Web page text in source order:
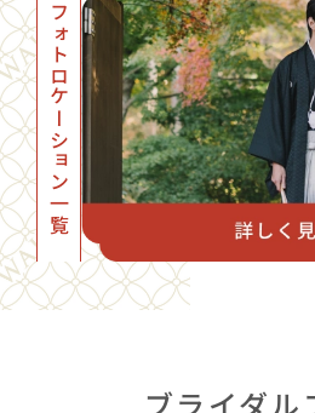
フォトロケーション一覧
ブライダル